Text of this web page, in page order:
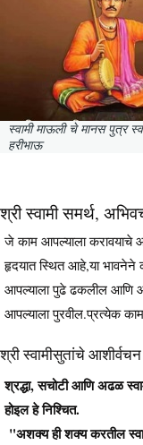
स्वामी माऊली चे मानस पुत्र
हरीभाऊ
श्री स्वामी समर्थ,
जे काम आपल्याला करावयाचे
हृदयात स्थित आहे,या भावनेने
आपल्याला पुढे ढकलील आणि
आपल्याला पुरवील.प्रत्येक
श्री स्वामीसुतांचे आशीर्वचन
श्रद्धा, सचोटी आणि अढळ
होइल हे निश्चित.
"अशक्य ही शक्य करतील